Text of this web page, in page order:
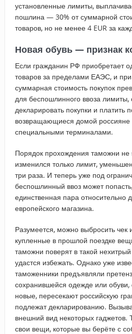
установленные лимиты,
пошлина — 30% от суммарной
товаров, но не менее 4 EUR за
Новая обувь — признак
Если гражданин РФ приобретает
товаров за пределами ЕАЭС, и
суммарная стоимость покупок
для беспошлинного ввоза лимиты,
декларировать покупки и платить
возвращающиеся домой россияне
специальными терминалами.
Порядок прохождения таможни
изменился только лимит,
три раза. И теперь уже под
беспошлинный ввоз может
единственная пара относительно
европейского магазина.
Разумеется, можно выбросить чек
купленные в прошлой поездке
таможни поверят в такой
удастся избежать. Однако уже
таможенники предъявляли
сохранившейся одежде или обуви,
новые, пересекают российскую
подлежат декларированию.
внешний вид некоторых гаджетов.
свои вещи, которые вы берёте с